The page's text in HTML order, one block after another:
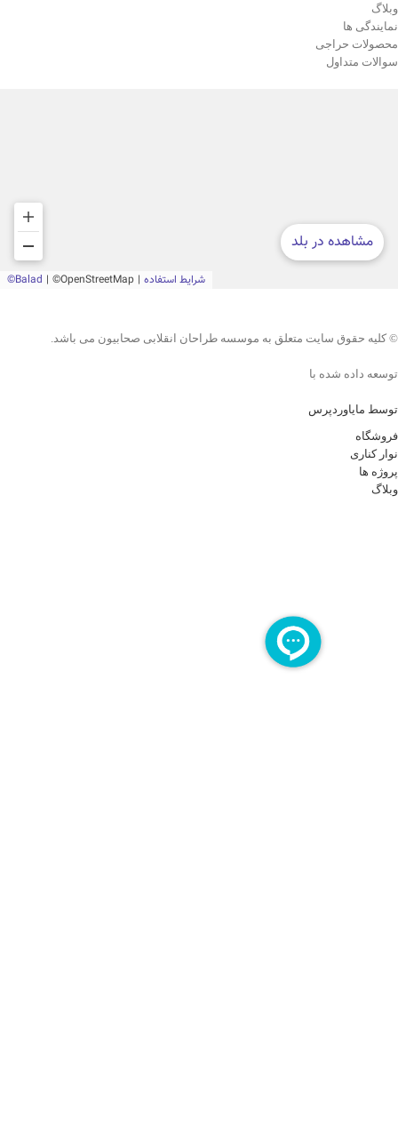
وبلاگ
نمایندگی ها
محصولات حراجی
سوالات متداول
© کلیه حقوق سایت متعلق به موسسه طراحان انقلابی صحابیون می باشد.
توسعه داده شده با
توسط مایاوردپرس
فروشگاه
نوار کناری
پروژه ها
وبلاگ